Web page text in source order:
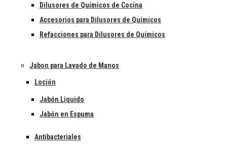
Dilusores de Químicos de Cocina
Accesorios para Dilusores de Químicos
Refacciones para Dilusores de Químicos
Jabon para Lavado de Manos
Loción
Jabón Liquido
Jabón en Espuma
Antibacteriales